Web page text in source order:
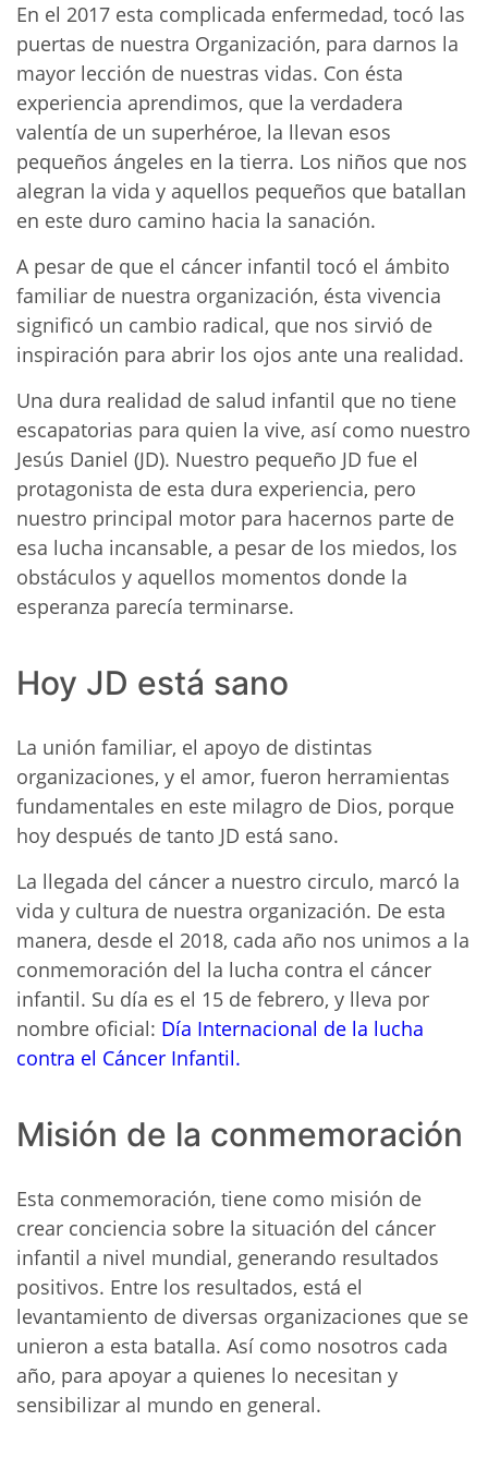
En el 2017 esta complicada enfermedad, tocó las
puertas de nuestra Organización, para darnos la
mayor lección de nuestras vidas. Con ésta
experiencia aprendimos, que la verdadera
valentía de un superhéroe, la llevan esos
pequeños ángeles en la tierra. Los niños que nos
alegran la vida y aquellos pequeños que batallan
en este duro camino hacia la sanación.
A pesar de que el cáncer infantil tocó el ámbito
familiar de nuestra organización, ésta vivencia
significó un cambio radical, que nos sirvió de
inspiración para abrir los ojos ante una realidad.
Una dura realidad de salud infantil que no tiene
escapatorias para quien la vive, así como nuestro
Jesús Daniel (JD). Nuestro pequeño JD fue el
protagonista de esta dura experiencia, pero
nuestro principal motor para hacernos parte de
esa lucha incansable, a pesar de los miedos, los
obstáculos y aquellos momentos donde la
esperanza parecía terminarse.
Hoy JD está sano
La unión familiar, el apoyo de distintas
organizaciones, y el amor, fueron herramientas
fundamentales en este milagro de Dios, porque
hoy después de tanto JD está sano.
La llegada del cáncer a nuestro circulo, marcó la
vida y cultura de nuestra organización. De esta
manera, desde el 2018, cada año nos unimos a la
conmemoración del la lucha contra el cáncer
infantil. Su día es el 15 de febrero, y lleva por
nombre oficial: Día Internacional de la lucha
contra el Cáncer Infantil.
Misión de la conmemoración
Esta conmemoración, tiene como misión de
crear conciencia sobre la situación del cáncer
infantil a nivel mundial, generando resultados
positivos. Entre los resultados, está el
levantamiento de diversas organizaciones que se
unieron a esta batalla. Así como nosotros cada
año, para apoyar a quienes lo necesitan y
sensibilizar al mundo en general.